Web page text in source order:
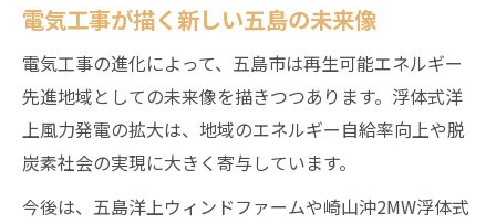
電気工事が描く新しい五島の未来像
電気工事の進化によって、五島市は再生可能エネルギー
先進地域としての未来像を描きつつあります。浮体式洋
上風力発電の拡大は、地域のエネルギー自給率向上や脱
炭素社会の実現に大きく寄与しています。
今後は、五島洋上ウィンドファームや崎山沖2MW浮体式